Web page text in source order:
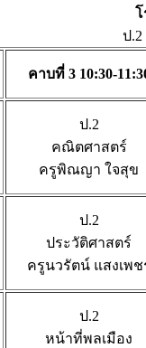
โ
ป.2
คาบที่ 3 10:30-
ป.2
คณิตศาสตร์
ครูพิณญา ใจสุข
ป.2
ประวัติศาสตร์
ครูนวรัตน์ แสงเพช
ป.2
หน้าที่พลเมือง